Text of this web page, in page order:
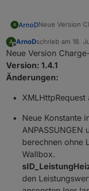
A ArnoDNeue Version
Änderungen:
Wenn die
Batterie
Die
Neue
bitte auf
Script
wurden
Da ich keinen
ORuessel leider
Issues auf
A
Offline
ArnoDschrieb am 18.
zuletzt editiert
Neue Version
Version: 1.4.1
Änderungen:
Neue Konstante
berechnen ohne
Wallbox.
den